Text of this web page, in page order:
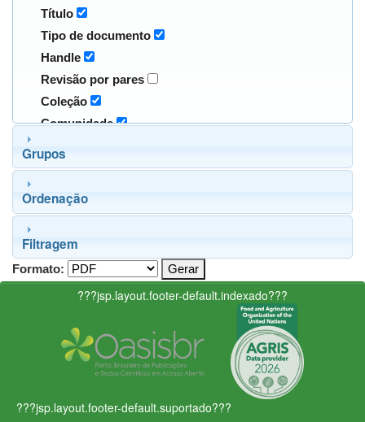
Título
Tipo de documento
Handle
Revisão por pares
Coleção
Comunidade
Grupos
Ordenação
Filtragem
Formato:
???jsp.layout.footer-default.indexado???
???jsp.layout.footer-default.suportado???